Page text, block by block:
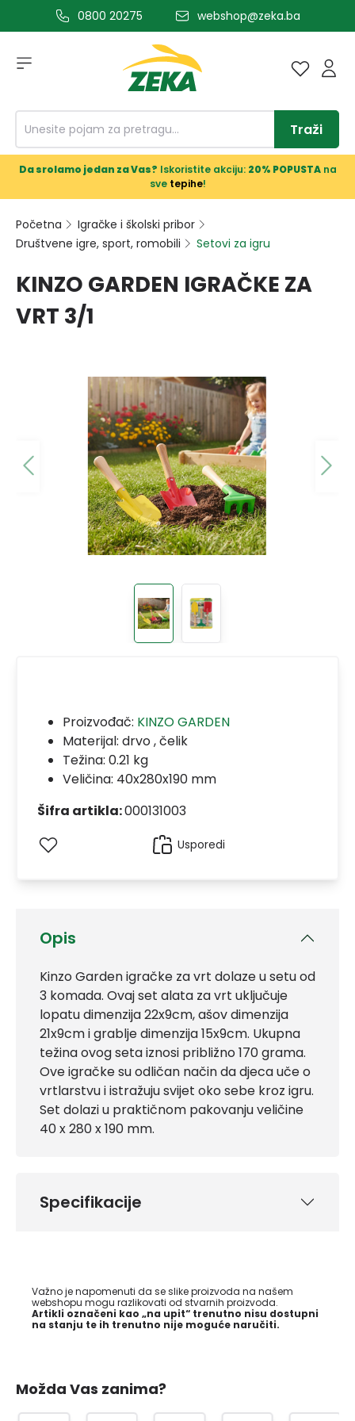
glavni sadržaj0800 20275 webshop@zeka.ba
Traži
Da srolamo jedan za Vas? Iskoristite akciju: 20% POPUSTAna
sve tepihe!
Početna
Igračke i školski pribor
Društvene igre, sport, romobili
Setovi za igru
KINZO GARDEN IGRAČKE ZA
VRT 3/1
Opis
Kinzo Garden igračke za vrt dolaze u setu od
3 komada. Ovaj set alata za vrt uključuje
lopatu dimenzija 22x9cm, ašov dimenzija
21x9cm i grablje dimenzija 15x9cm. Ukupna
težina ovog seta iznosi približno 170 grama.
Ove igračke su odličan način da djeca uče o
vrtlarstvu i istražuju svijet oko sebe kroz igru.
Set dolazi u praktičnom pakovanju veličine
40 x 280 x 190 mm.
Specifikacije
Važno je napomenuti da se slike proizvoda na našem
webshopu mogu razlikovati od stvarnih proizvoda.
Artikli označeni kao „na upit“ trenutno nisu dostupni
na stanju te ih trenutno nije moguće naručiti.
Proizvođač: KINZO GARDEN
Materijal: drvo , čelik
Težina: 0.21 kg
Veličina: 40x280x190 mm
Šifra artikla:000131003
Usporedi
Možda Vas zanima?